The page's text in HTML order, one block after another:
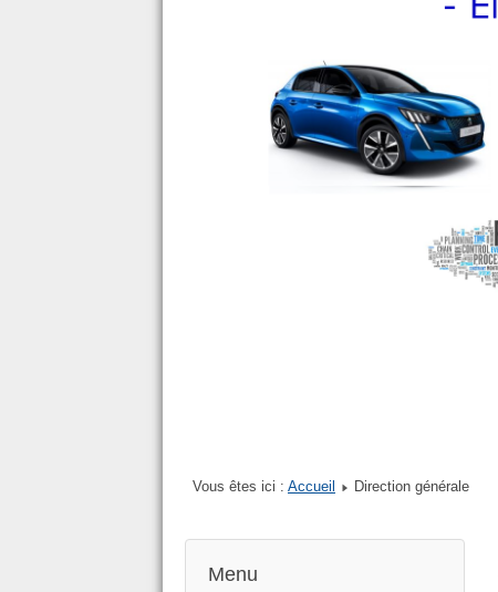
Vous êtes ici : Accueil Direction générale
Menu